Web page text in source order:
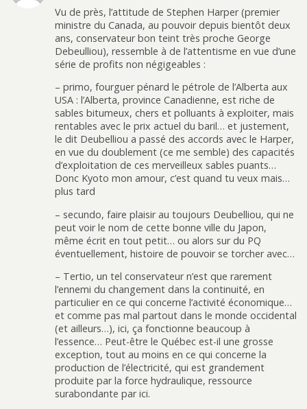
Vu de près, l’attitude de Stephen Harper (premier
ministre du Canada, au pouvoir depuis bientôt deux
ans, conservateur bon teint très proche George
Debeulliou), ressemble à de l’attentisme en vue d’une
série de profits non négigeables :
– primo, fourguer pénard le pétrole de l’Alberta aux
USA : l’Alberta, province Canadienne, est riche de
sables bitumeux, chers et polluants à exploiter, mais
rentables avec le prix actuel du baril… et justement,
le dit Deubelliou a passé des accords avec le Harper,
en vue du doublement (ce me semble) des capacités
d’exploitation de ces merveilleux sables puants…
Donc Kyoto mon amour, c’est quand tu veux mais…
plus tard
– secundo, faire plaisir au toujours Deubelliou, qui ne
peut voir le nom de cette bonne ville du Japon,
même écrit en tout petit… ou alors sur du PQ
éventuellement, histoire de pouvoir se torcher avec…
– Tertio, un tel conservateur n’est que rarement
l’ennemi du changement dans la continuité, en
particulier en ce qui concerne l’activité économique…
et comme pas mal partout dans le monde occidental
(et ailleurs…), ici, ça fonctionne beaucoup à
l’essence… Peut-être le Québec est-il une grosse
exception, tout au moins en ce qui concerne la
production de l’électricité, qui est grandement
produite par la force hydraulique, ressource
surabondante par ici.